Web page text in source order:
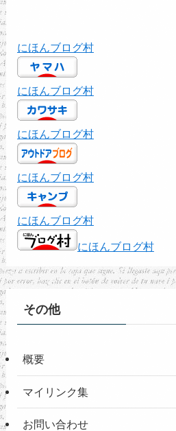
にほんブログ村
にほんブログ村
にほんブログ村
にほんブログ村
にほんブログ村
にほんブログ村
その他
概要
マイリンク集
お問い合わせ